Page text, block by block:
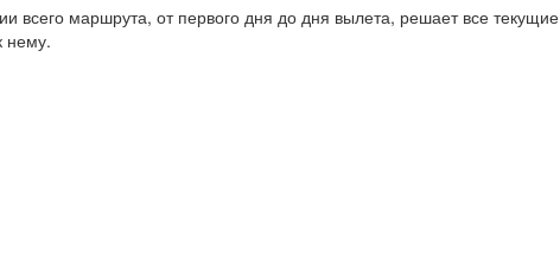
всего маршрута, от первого дня до дня вылета, решает все текущие
нему.